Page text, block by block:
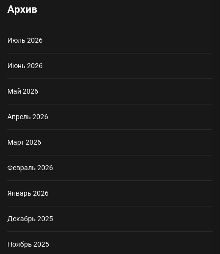
Архив
Июль 2026
Июнь 2026
Май 2026
Апрель 2026
Март 2026
Февраль 2026
Январь 2026
Декабрь 2025
Ноябрь 2025